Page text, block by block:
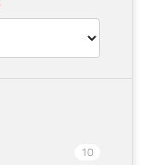
10